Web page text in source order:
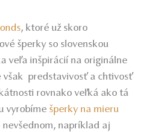
, ktoré už skoro
šperky so slovenskou
veľa inšpirácií na originálne
však predstavivosť a chtivosť
rovnako veľká ako tá
vyrobíme šperky na mieru
napríklad aj